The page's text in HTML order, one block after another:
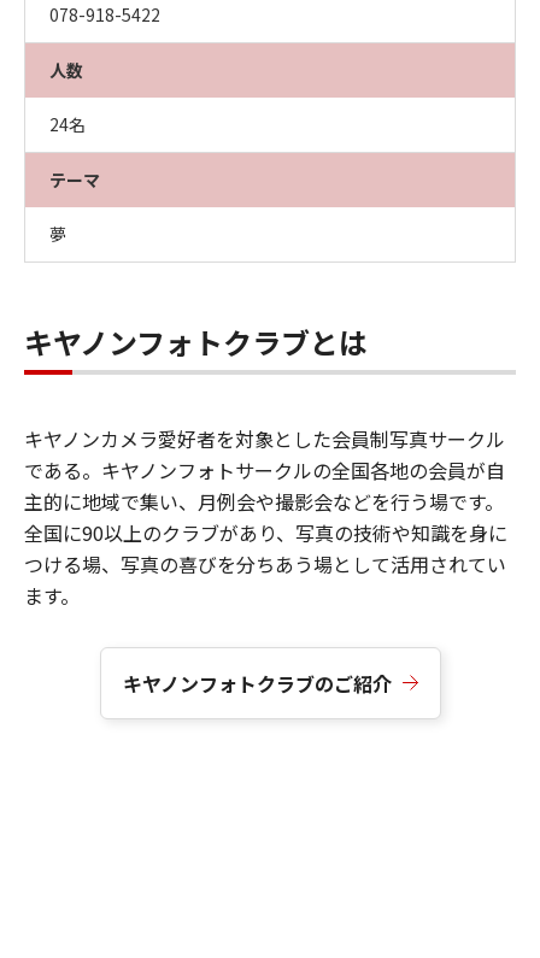
078-918-5422
人数
24名
テーマ
夢
キヤノンフォトクラブとは
キヤノンカメラ愛好者を対象とした会員制写真サークル
である。キヤノンフォトサークルの全国各地の会員が自
主的に地域で集い、月例会や撮影会などを行う場です。
全国に90以上のクラブがあり、写真の技術や知識を身に
つける場、写真の喜びを分ちあう場として活用されてい
ます。
キヤノンフォトクラブのご紹介